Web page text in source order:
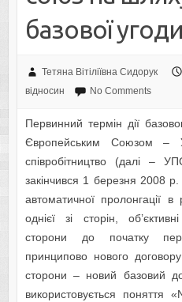
базової угоди
Тетяна Вітіліївна Сидорук
відносин
No Comments
Первинний термін дії
Європейським Союзом –
співробітництво (далі –
закінчився 1 березня 2008
автоматичної пролонгації в
однієї зі сторін,
сторони до початку
принципово нового
сторони – новий базовий
використовується поняття